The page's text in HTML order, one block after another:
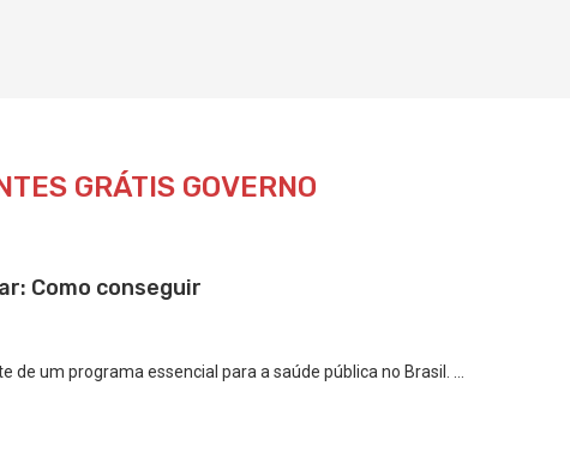
GRÁTIS GOVERNO
Como conseguir
um programa essencial para a saúde pública no Brasil. …